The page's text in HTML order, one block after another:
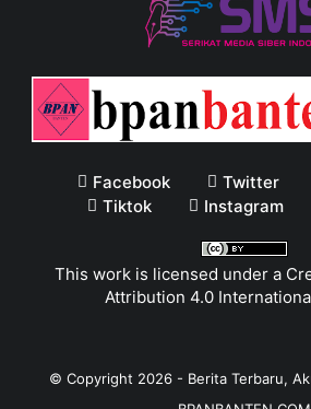
Facebook Twitter
Tiktok
Instagram
This work is licensed under a
Attribution 4.0
© Copyright 2026- Berita Terbaru,